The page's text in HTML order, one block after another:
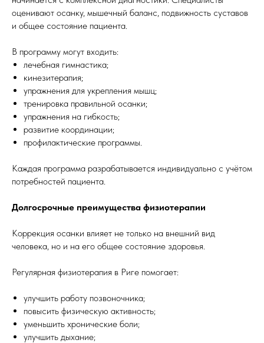
оценивают осанку, мышечный баланс, подвижность суставов
и общее состояние пациента.
В программу могут входить:
лечебная гимнастика;
кинезитерапия;
упражнения для укрепления мышц;
тренировка правильной осанки;
упражнения на гибкость;
развитие координации;
профилактические программы.
Каждая программа разрабатывается индивидуально с учётом
потребностей пациента.
Долгосрочные преимущества физиотерапии
Коррекция осанки влияет не только на внешний вид
человека, но и на его общее состояние здоровья.
Регулярная физиотерапия в Риге помогает:
улучшить работу позвоночника;
повысить физическую активность;
уменьшить хронические боли;
улучшить дыхание;